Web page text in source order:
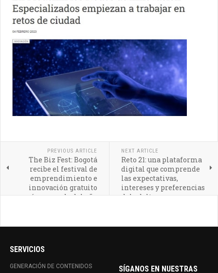
PREVIOUS ARTICLE
The Biz Fest: Bogotá
recibe el festival de
emprendimiento e
innovación gratuito
más esperado del año
NEXT ARTICLE
Reto 21: una plataforma
digital que comprende
las expectativas,
intereses y preferencias
del adulto mayor
SERVICIOS
GENERACIÓN DE CONTENIDOS SÍGANOS EN NUESTRAS